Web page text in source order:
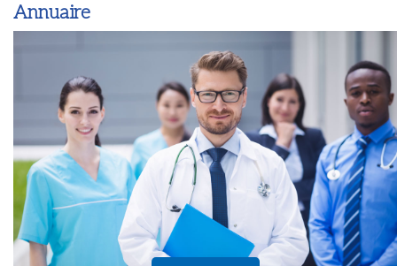
Annuaire